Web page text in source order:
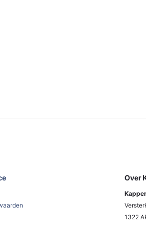
Over
1322